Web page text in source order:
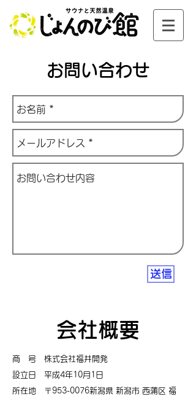
お問い合わせ
送信
会社概要
商 号 株式会社福井開発
設立日 平成4年10月1日
所在地 〒953-0076新潟県 新潟市 西蒲区 福